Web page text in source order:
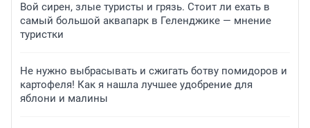
Вой сирен, злые туристы и грязь. Стоит ли ехать в
самый большой аквапарк в Геленджике — мнение
туристки
Не нужно выбрасывать и сжигать ботву помидоров и
картофеля! Как я нашла лучшее удобрение для
яблони и малины